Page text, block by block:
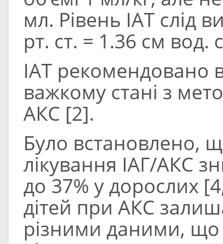
мл. Рівень ІАТ слід
рт. ст. = 1.36 см вод.
ІАТ рекомендовано
важкому стані з
АКС [2].
Було встановлено,
лікування ІАГ/АКС
до 37% у дорослих
дітей при АКС
різними даними, що